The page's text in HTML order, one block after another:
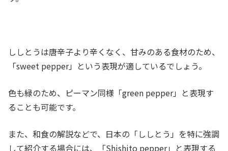
ししとうは唐辛子より辛くなく、甘みのある食材のため、
「sweet pepper」という表現が適しているでしょう。
色も緑のため、ピーマン同様「green pepper」と表現す
ることも可能です。
また、和食の解説などで、日本の「ししとう」を特に強調
して紹介する場合には、「Shishito pepper」と表現する